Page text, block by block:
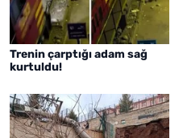
Trenin çarptığı adam sağ
kurtuldu!